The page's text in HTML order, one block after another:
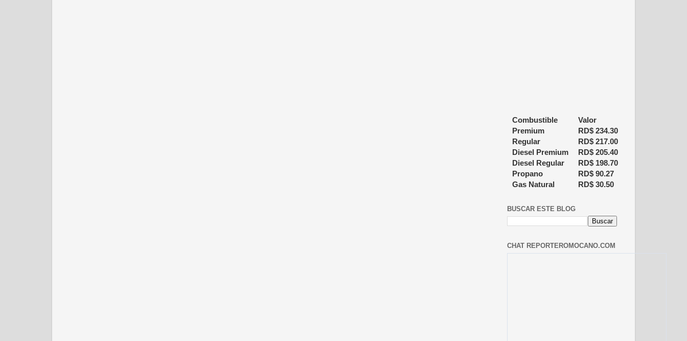
Combustible
Valor
Premium
RD$ 234.30
Regular
RD$ 217.00
Diesel Premium
RD$ 205.40
Diesel Regular
RD$ 198.70
Propano
RD$ 90.27
Gas Natural
RD$ 30.50
BUSCAR ESTE BLOG
CHAT REPORTEROMOCANO.COM